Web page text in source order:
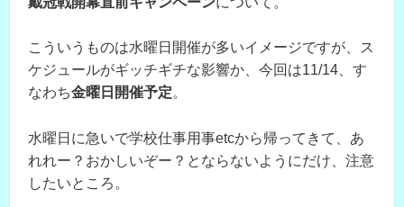
こういうものは水曜日開催が多いイメージですが、ス
ケジュールがギッチギチな影響か、今回は11/14、す
なわち金曜日開催予定。
水曜日に急いで学校仕事用事etcから帰ってきて、あ
れれー？おかしいぞー？とならないようにだけ、注意
したいところ。